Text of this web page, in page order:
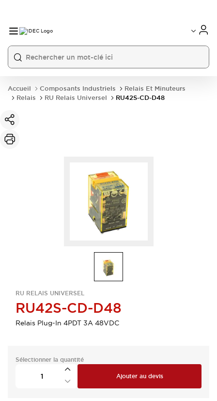
Accueil Composants Industriels
Relais Et Minuteurs
Relais
RU Relais Universel RU42S-CD-D48
RU RELAIS UNIVERSEL
RU42S-CD-D48
Relais Plug-In 4PDT 3A 48VDC
Sélectionner la quantité
Ajouter au devis